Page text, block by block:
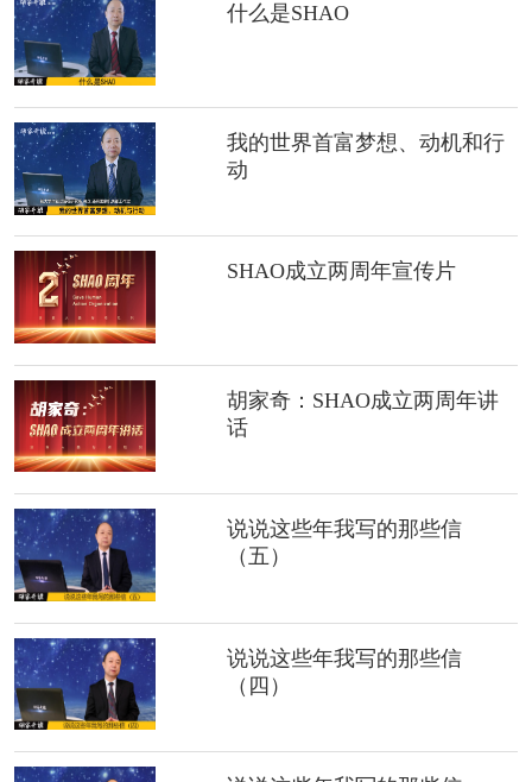
什么是SHAO
我的世界首富梦想、动机和行
动
SHAO成立两周年宣传片
胡家奇：SHAO成立两周年讲
话
说说这些年我写的那些信
（五）
说说这些年我写的那些信
（四）